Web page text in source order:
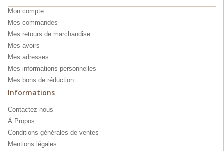
Mon compte
Mes commandes
Mes retours de marchandise
Mes avoirs
Mes adresses
Mes informations personnelles
Mes bons de réduction
Informations
Contactez-nous
À Propos
Conditions générales de ventes
Mentions légales